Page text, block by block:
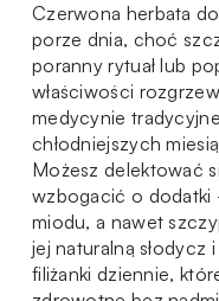
Czerwona herbata
porze dnia, choć
poranny rytuał lub
właściwości
medycynie
chłodniejszych
Możesz delektować
wzbogacić o dodatki
miodu, a nawet
jej naturalną słodycz
filiżanki dziennie,